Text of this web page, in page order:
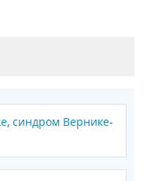
синдром Вернике-